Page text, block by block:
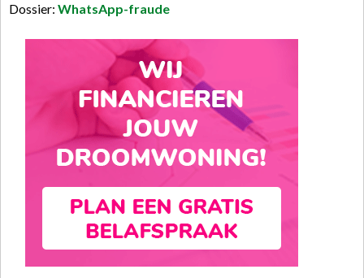
Dossier: WhatsApp-fraude